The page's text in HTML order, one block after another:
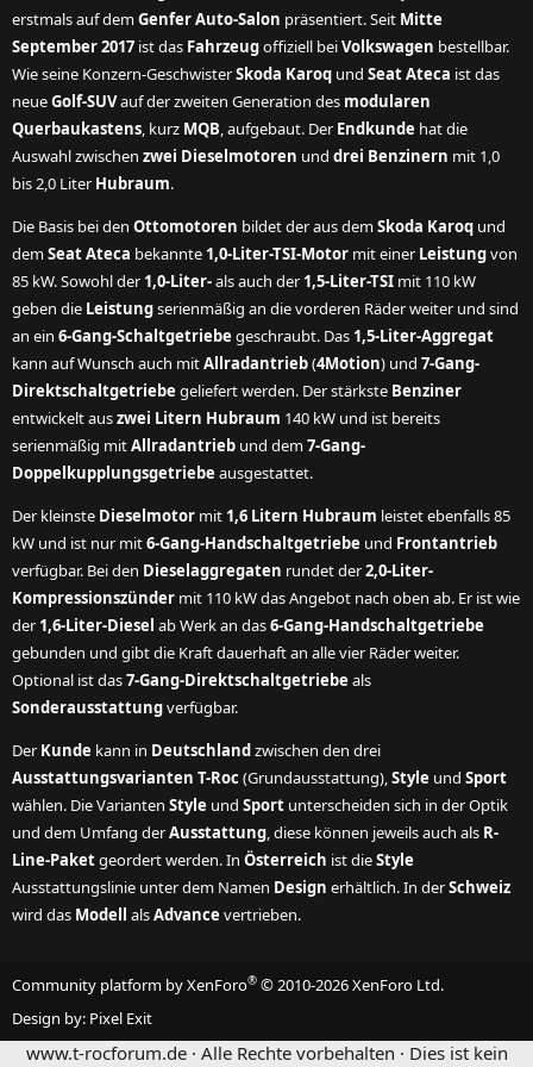
erstmals auf demGenfer Auto-Salon präsentiert. Seit Mitte
September 2017 ist das Fahrzeugoffiziell beiVolkswagen bestellbar.
Wie seine Konzern-GeschwisterSkoda Karoq und Seat Ateca ist das
neueGolf-SUVauf der zweiten Generation des modularen
Querbaukastens, kurz MQB, aufgebaut. Der Endkunde hat die
Auswahl zwischen zwei Dieselmotoren und drei Benzinern mit 1,0
bis 2,0 Liter Hubraum.
Die Basis bei den Ottomotoren bildet der aus demSkoda Karoq und
demSeat Ateca bekannte 1,0-Liter-TSI-Motor mit einer Leistungvon
85 kW. Sowohl der 1,0-Liter-als auch der 1,5-Liter-TSI mit 110 kW
geben die Leistungserienmäßig an die vorderen Räder weiter und sind
an ein 6-Gang-Schaltgetriebe geschraubt. Das 1,5-Liter-Aggregat
kann auf Wunsch auch mitAllradantrieb(4Motion) und 7-Gang-
Direktschaltgetriebe geliefert werden. Der stärkste Benziner
entwickelt auszwei Litern Hubraum 140 kW und ist bereits
serienmäßig mitAllradantrieb und dem7-Gang-
Doppelkupplungsgetriebe ausgestattet.
Der kleinste Dieselmotor mit 1,6 Litern Hubraum leistet ebenfalls 85
kW und ist nur mit6-Gang-Handschaltgetriebe und Frontantrieb
verfügbar. Bei den Dieselaggregaten rundet der2,0-Liter-
Kompressionszünder mit 110 kW das Angebot nach oben ab. Er ist wie
der 1,6-Liter-Diesel ab Werk an das6-Gang-Handschaltgetriebe
gebunden und gibt die Kraft dauerhaft an alle vier Räder weiter.
Optional ist das7-Gang-Direktschaltgetriebe als
Sonderausstattungverfügbar.
Der Kunde kann in Deutschlandzwischen den drei
Ausstattungsvarianten T-Roc(Grundausstattung),Style und Sport
wählen. Die Varianten Style und Sport unterscheiden sich in der Optik
und dem Umfang derAusstattung, diese können jeweils auch als R-
Line-Paketgeordert werden. In Österreich ist dieStyle
Ausstattungslinie unter dem Namen Design erhältlich. In derSchweiz
wird das Modell alsAdvance vertrieben.
Community platform by XenForo® © 2010-2026 XenForo Ltd.
Design by: Pixel Exit
www.t-rocforum.de · Alle Rechte vorbehalten · Dies ist kein